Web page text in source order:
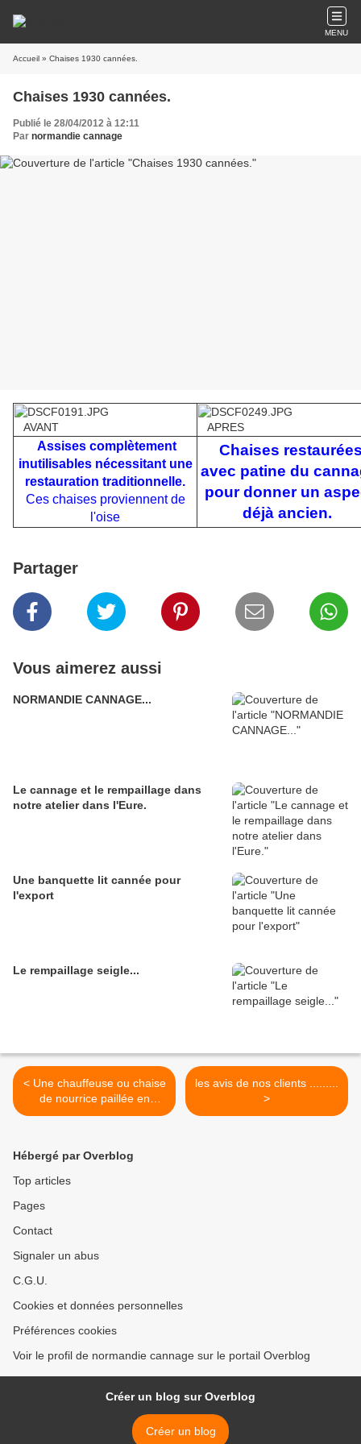
MENU
Accueil » Chaises 1930 cannées.
Chaises 1930 cannées.
Publié le 28/04/2012 à 12:11
Par normandie cannage
AVANT APRES
Assises complètement
inutilisables nécessitant une
restauration traditionnelle.
Ces chaises proviennent de
l'oise
Chaises
avec patine du
pour donner un
déjà ancien.
Partager
Vous aimerez aussi
NORMANDIE CANNAGE...
Le cannage et le rempaillage dans
notre atelier dans l'Eure.
Une banquette lit cannée pour
l'export
Le rempaillage seigle...
< Une chauffeuse ou chaise
de nourrice paillée en
couleur
les avis de nos clients .........
>
Hébergé par Overblog
Top articles
Pages
Contact
Signaler un abus
C.G.U.
Cookies et données personnelles
Préférences cookies
Voir le profil de normandie cannage sur le portail Overblog
Créer un blog sur Overblog
Créer un blog